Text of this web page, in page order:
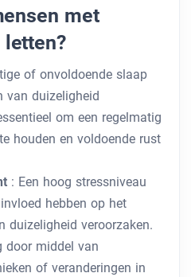
met
of onvoldoende slaap
van duizeligheid
om een ​​regelmatig
houden en voldoende rust
: Een hoog stressniveau
hebben op het
duizeligheid veroorzaken.
door middel van
of veranderingen in